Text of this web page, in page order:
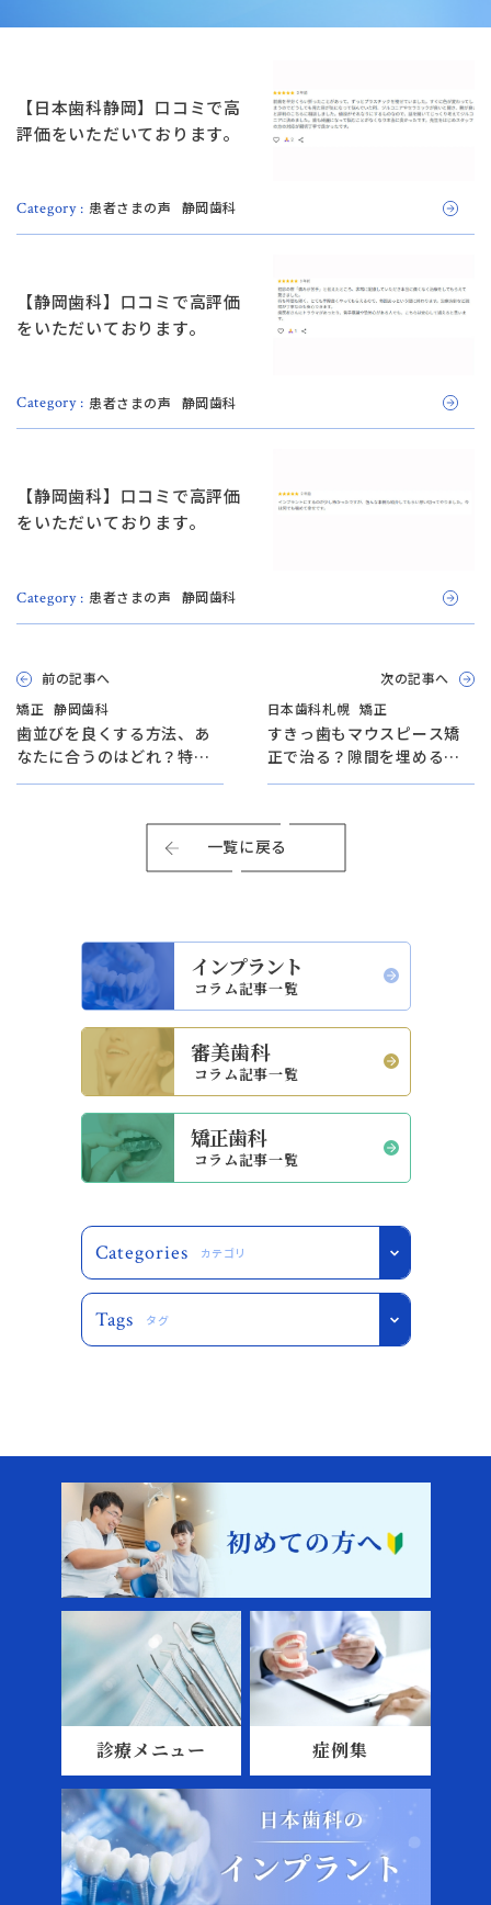
【日本歯科静岡】口コミで高
評価をいただいております。
Category : 患者さまの声 静岡歯科
【静岡歯科】口コミで高評価
をいただいております。
Category : 患者さまの声 静岡歯科
【静岡歯科】口コミで高評価
をいただいております。
Category : 患者さまの声 静岡歯科
前の記事へ
矯正
静岡歯科
歯並びを良くする方法、あ
なたに合うのはどれ？特徴
と選び方を解説【静岡歯科
一覧に戻る
次の記事へ
日本歯科札幌 矯正
すきっ歯もマウスピース矯
正で治る？隙間を埋める治
療法と期間を紹介【日本歯
インプラント
コラム記事一覧
審美歯科
コラム記事一覧
矯正歯科
コラム記事一覧
Categories カテゴリ
Tags タグ
診療メニュー 症例集